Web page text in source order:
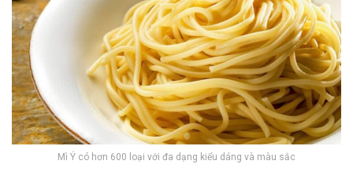
Mì Ý có hơn 600 loại với đa dạng kiểu dáng và màu sắc